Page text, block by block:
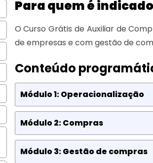
Para quem é
O Curso Grátis de Auxiliar de
de empresas e com gestão de
Conteúdo
Módulo 1: Operacionalização
Módulo 2: Compras
Módulo 3: Gestão de compras